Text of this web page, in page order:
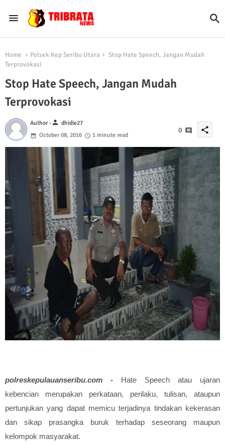
Home Polsek Kep Seribu Utara
Stop Hate Speech, Jangan Mudah
Terprovokasi
Stop Hate Speech, Jangan Mudah
Terprovokasi
Author -person dhidie27
October 08, 2016
1 minute read
0 share
polreskepulauanseribu.com - Hate Speech atau ujaran
kebencian merupakan perkataan, perilaku, tulisan, ataupun
pertunjukan yang dapat memicu terjadinya tindakan kekerasan
dan sikap prasangka buruk terhadap seseorang maupun
kelompok masyarakat.